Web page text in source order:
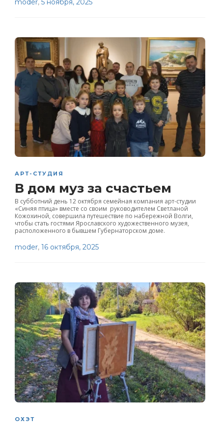
moder, 5 ноября, 2025
АРТ-СТУДИЯ
В дом муз за счастьем
В субботний день 12 октября семейная компания арт-студии
«Синяя птица» вместе со своим руководителем Светланой
Кожохиной, совершила путешествие по набережной Волги,
чтобы стать гостями Ярославского художественного музея,
расположенного в бывшем Губернаторском доме.
moder, 16 октября, 2025
ОХЭТ